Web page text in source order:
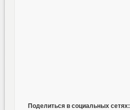
Поделиться в социальных сетях: